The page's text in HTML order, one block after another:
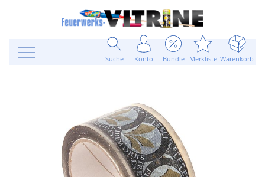
Suche Konto Bundle Merkliste Warenkorb